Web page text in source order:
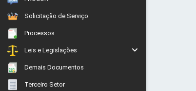
Solicitação de Serviço
Processos
Leis e Legislações
Demais Documentos
Terceiro Setor